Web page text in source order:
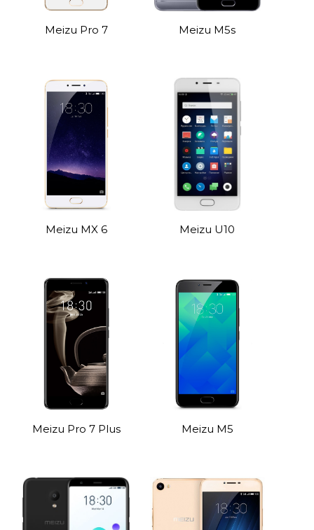
Meizu Pro 7 Meizu M5s
Meizu MX 6 Meizu U10
Meizu Pro 7 Plus Meizu M5